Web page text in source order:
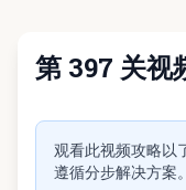
第 397 关视
观看此视频攻略以
遵循分步解决方案。